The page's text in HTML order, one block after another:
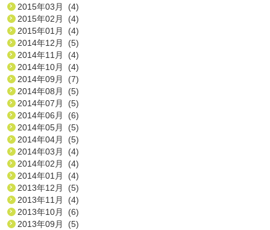
2015年03月 (4)
2015年02月 (4)
2015年01月 (4)
2014年12月 (5)
2014年11月 (4)
2014年10月 (4)
2014年09月 (7)
2014年08月 (5)
2014年07月 (5)
2014年06月 (6)
2014年05月 (5)
2014年04月 (5)
2014年03月 (4)
2014年02月 (4)
2014年01月 (4)
2013年12月 (5)
2013年11月 (4)
2013年10月 (6)
2013年09月 (5)